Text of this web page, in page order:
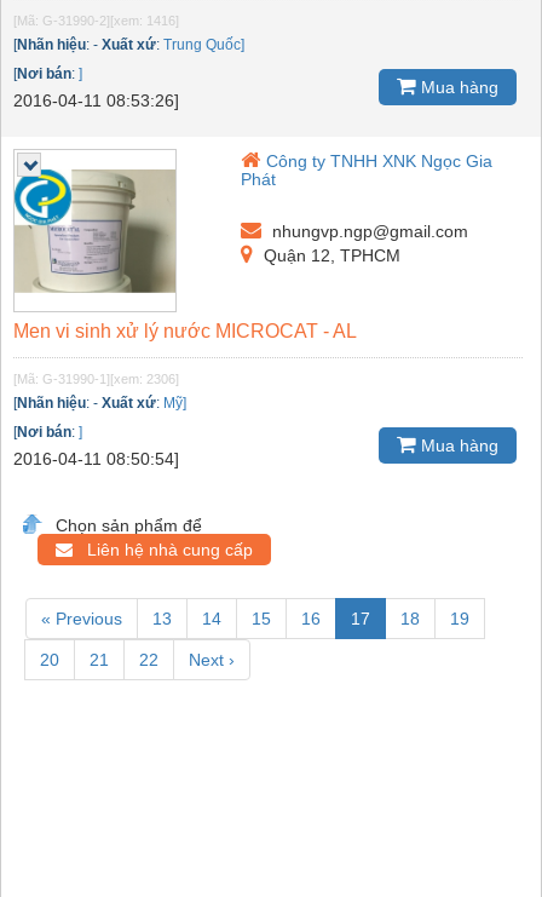
[Mã: G-31990-2] [xem: 1416]
[Nhãn hiệu: - Xuất xứ: Trung Quốc]
[Nơi bán: ]
2016-04-11 08:53:26]
Mua hàng
Công ty TNHH XNK Ngọc Gia
Phát
nhungvp.ngp@gmail.com
Quận 12, TPHCM
Men vi sinh xử lý nước MICROCAT - AL
[Mã: G-31990-1] [xem: 2306]
[Nhãn hiệu: - Xuất xứ: Mỹ]
[Nơi bán: ]
2016-04-11 08:50:54]
Mua hàng
Chọn sản phẩm để
Liên hệ nhà cung cấp
« Previous 13 14 15 16 17 18 19
20 21 22 Next ›